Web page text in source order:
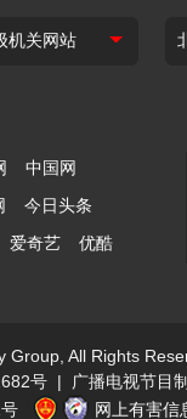
中国网
今日头条
爱奇艺 优酷
Group, All Rights
号 |
广播电视节目
网上有害信